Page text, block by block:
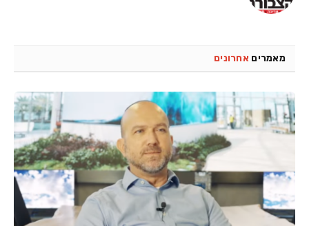
מאמרים אחרונים